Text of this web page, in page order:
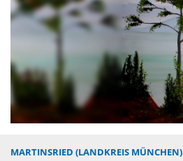
MARTINSRIED (LANDKREIS MÜNCHEN)